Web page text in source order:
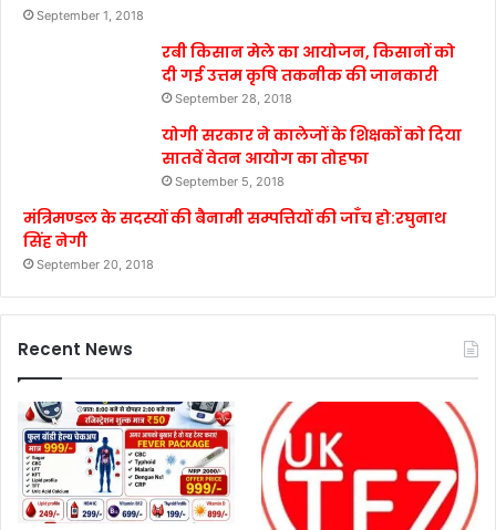
September 1, 2018
रबी किसान मेले का आयोजन, किसानों को
दी गई उत्तम कृषि तकनीक की जानकारी
September 28, 2018
योगी सरकार ने कालेजों के शिक्षकों को दिया
सातवें वेतन आयोग का तोहफा
September 5, 2018
मंत्रिमण्डल के सदस्यों की बैनामी सम्पत्तियों की जाँच हो:रघुनाथ
सिंह नेगी
September 20, 2018
Recent News